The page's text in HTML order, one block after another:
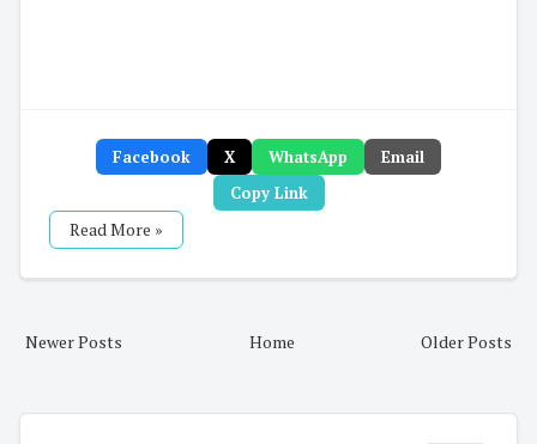
Facebook X WhatsApp
Email
Copy Link
Read More »
Newer Posts Older Posts
Home